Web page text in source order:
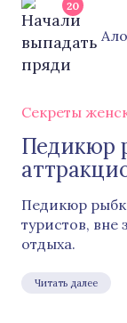
20
Секреты
Педикюр
Педикюр
туристов, вне
отдыха.
Читать далее